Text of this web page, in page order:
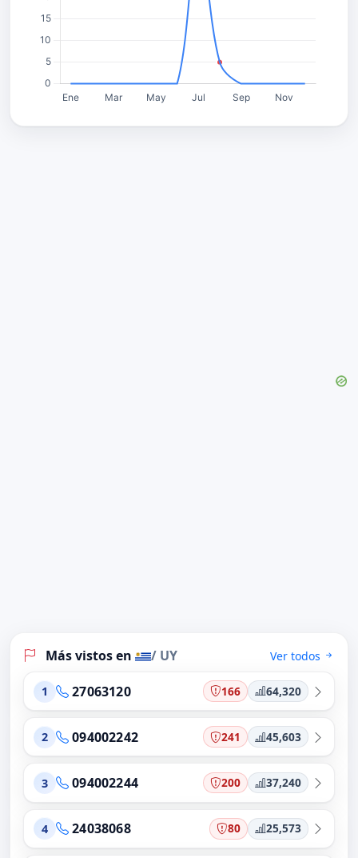
Más vistos en / UY Ver todos
1 27063120 166 64,320
2 094002242 241 45,603
3 094002244 200 37,240
4 24038068 80 25,573